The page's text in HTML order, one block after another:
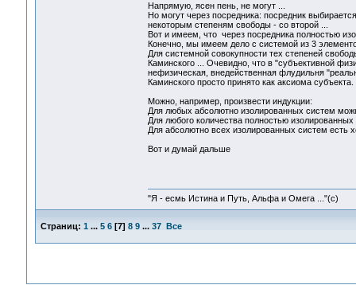
Напрямую, ясен пень, не могут ...
Но могут через посредника: посредник
некоторым степеням свободы - со второй ...
Вот и имеем, что через посредника полностью
Конечно, мы имеем дело с системой из 3
Для системной совокупности тех степеней
Каминского ... Очевидно, что в "субъективной
нефизическая, внедейственная флудильня
Каминского просто принято как аксиома субъекта.
Можно, например, произвести индукции:
Для любых абсолютно изолированных систем
Для любого количества полностью
Для абсолютно всех изолированных систем
Вот и думай дальше
"Я - есмь Истина и Путь, Альфа и Омега ..."(с)
Страниц: 1 ... 5 6[7] 8 9 ... 37 Все